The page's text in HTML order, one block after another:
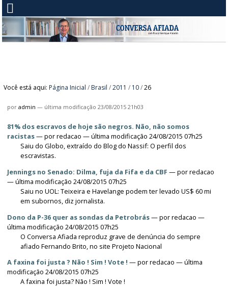
Você está aqui: Página Inicial / Brasil /2011 / 10 /26
poradmin — última modificação 23/08/2015 21h03
81% dos escravos de hoje são negros. Não, não somos
racistas—porredacao — última modificação 24/08/2015 07h25
Saiu do Globo, extraído do Blog do Nassif: O perfil dos
escravistas.
Jennings no Senado: Dilma, fuja da Fifa e da CBF —porredacao
— última modificação 24/08/2015 07h25
Saiu no UOL: Teixeira e Havelange podem ter levado US$ 60 mi
em subornos, diz jornalista.
Dono da P-36 quer as sondas da Petrobrás—porredacao —
última modificação 24/08/2015 07h25
O Conversa Afiada reproduz grave de denúncia do sempre
afiado Fernando Brito, no site Projeto Nacional
A faxina foi justa ? Não ! Sim ! Vote ! —porredacao — última
modificação 24/08/2015 07h25
A faxina foi justa? Não ! Sim ! Vote !